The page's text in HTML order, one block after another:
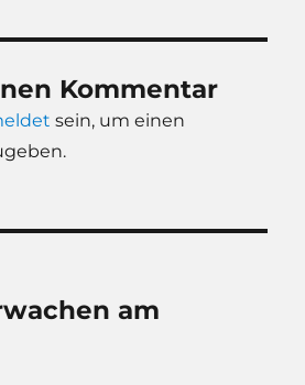
Kommentar
sein, um einen
am